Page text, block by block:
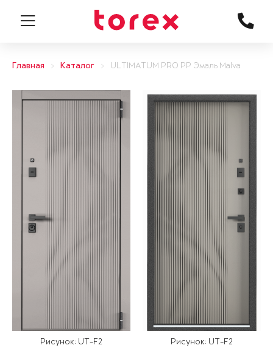
Главная Каталог ULTIMATUM PRO PP Эмаль Malva
Рисунок: UT-F2 Рисунок: UT-F2